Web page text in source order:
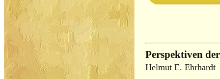
Perspektiven
Helmut E. Ehrhardt